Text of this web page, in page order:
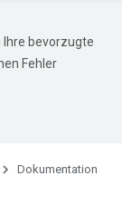
Ihre bevorzugte
Fehler
Dokumentation